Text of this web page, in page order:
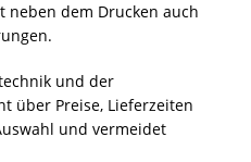
dem Drucken auch
und der
über Preise, Lieferzeiten
und vermeidet